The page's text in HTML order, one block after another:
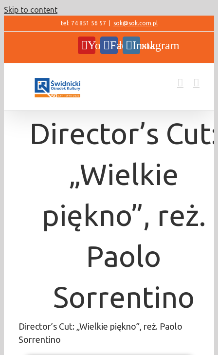
Skip to content
tel: 74 851 56 57 sok@sok.com.pl
YouTubeFacebookInstagram
Director’s Cut:
„Wielkie
piękno”, reż.
Paolo
Sorrentino
Director’s Cut: „Wielkie piękno”, reż. Paolo
Sorrentino